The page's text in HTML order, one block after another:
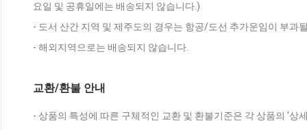
요일 및 공휴일에는 배송되지 않습니다.)
- 도서 산간 지역 및 제주도의 경우는 항공/도선 추가운임이 부과
- 해외지역으로는 배송되지 않습니다.
교환/환불 안내
- 상품의 특성에 따른 구체적인 교환 및 환불기준은 각 상품의 '상